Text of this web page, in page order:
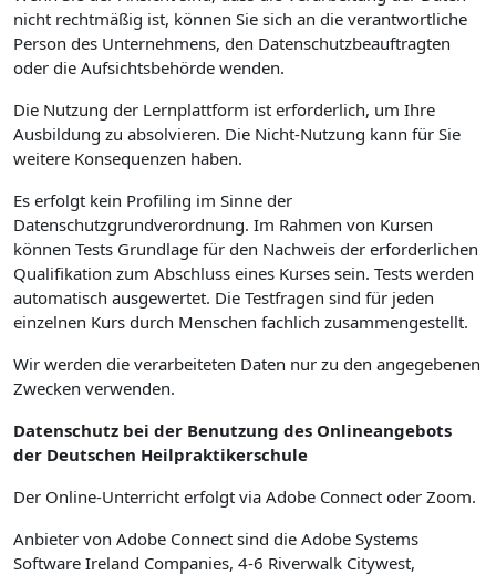
nicht rechtmäßig ist, können Sie sich an die verantwortliche
Person des Unternehmens, den Datenschutzbeauftragten
oder die Aufsichtsbehörde wenden.
Die Nutzung der Lernplattform ist erforderlich, um Ihre
Ausbildung zu absolvieren. Die Nicht-Nutzung kann für Sie
weitere Konsequenzen haben.
Es erfolgt kein Profiling im Sinne der
Datenschutzgrundverordnung. Im Rahmen von Kursen
können Tests Grundlage für den Nachweis der erforderlichen
Qualifikation zum Abschluss eines Kurses sein. Tests werden
automatisch ausgewertet. Die Testfragen sind für jeden
einzelnen Kurs durch Menschen fachlich zusammengestellt.
Wir werden die verarbeiteten Daten nur zu den angegebenen
Zwecken verwenden.
Datenschutz bei der Benutzung des Onlineangebots
der Deutschen Heilpraktikerschule
Der Online-Unterricht erfolgt via Adobe Connect oder Zoom.
Anbieter von Adobe Connect sind die Adobe Systems
Software Ireland Companies, 4-6 Riverwalk Citywest,